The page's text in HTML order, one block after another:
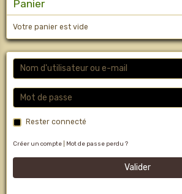
Panier
Votre panier est vide
Rester connecté
Créer un compte Mot de passe perdu ?
Valider